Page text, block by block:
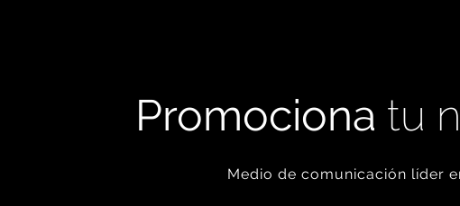
Promociona tu
Medio de comunicación líder